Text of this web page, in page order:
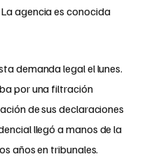
agencia es conocida
demanda legal el lunes.
por una filtración
de sus declaraciones
llegó a manos de la
años en tribunales.